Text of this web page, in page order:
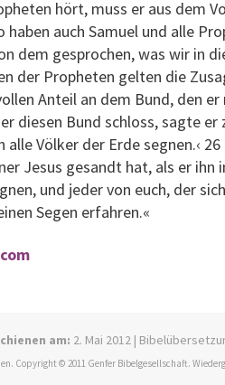
hört, muss er aus dem
haben auch Samuel und alle
dem gesprochen, was wir in
der Propheten gelten die
Anteil an dem Bund, den
diesen Bund schloss, sagte er
Völker der Erde segnen.‹
Jesus gesandt hat, als er ihn
und jeder von euch, der
Segen erfahren.«
am: 2. Mai 2012 |
Copyright © 2011 Genfer Bibelgesellschaft.